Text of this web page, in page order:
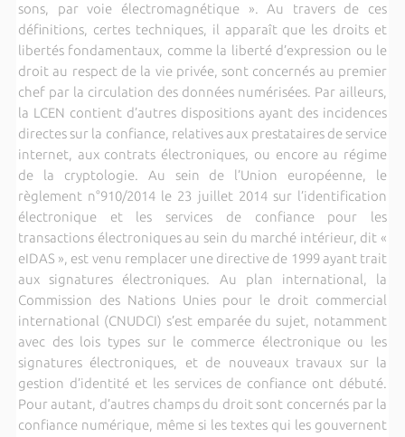
sons, par voie électromagnétique ». Au travers de ces
définitions, certes techniques, il apparaît que les droits et
libertés fondamentaux, comme la liberté d’expression ou le
droit au respect de la vie privée, sont concernés au premier
chef par la circulation des données numérisées. Par ailleurs,
la LCEN contient d’autres dispositions ayant des incidences
directes sur la confiance, relatives aux prestataires de service
internet, aux contrats électroniques, ou encore au régime
de la cryptologie. Au sein de l’Union européenne, le
règlement n°910/2014 le 23 juillet 2014 sur l’identification
électronique et les services de confiance pour les
transactions électroniques au sein du marché intérieur, dit «
eIDAS », est venu remplacer une directive de 1999 ayant trait
aux signatures électroniques. Au plan international, la
Commission des Nations Unies pour le droit commercial
international (CNUDCI) s’est emparée du sujet, notamment
avec des lois types sur le commerce électronique ou les
signatures électroniques, et de nouveaux travaux sur la
gestion d’identité et les services de confiance ont débuté.
Pour autant, d’autres champs du droit sont concernés par la
confiance numérique, même si les textes qui les gouvernent